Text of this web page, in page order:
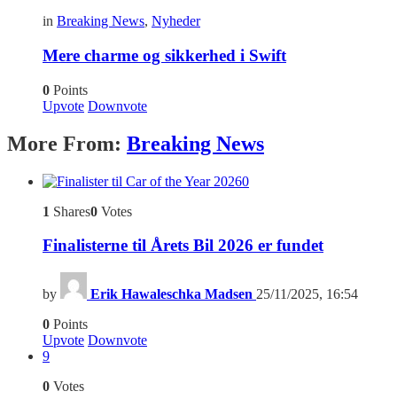
in Breaking News, Nyheder
Mere charme og sikkerhed i Swift
0 Points
Upvote Downvote
More From: Breaking News
0
1 Shares0 Votes
Finalisterne til Årets Bil 2026 er fundet
by Erik Hawaleschka Madsen 25/11/2025, 16:54
0 Points
Upvote Downvote
9
0 Votes